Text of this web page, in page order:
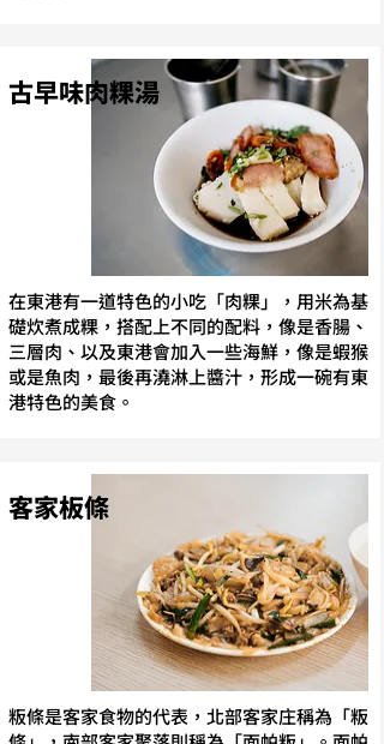
古早味肉粿湯
在東港有一道特色的小吃「肉粿」，用米為基
礎炊煮成粿，搭配上不同的配料，像是香腸、
三層肉、以及東港會加入一些海鮮，像是蝦猴
或是魚肉，最後再澆淋上醬汁，形成一碗有東
港特色的美食。
客家板條
粄條是客家食物的代表，北部客家庄稱為「粄